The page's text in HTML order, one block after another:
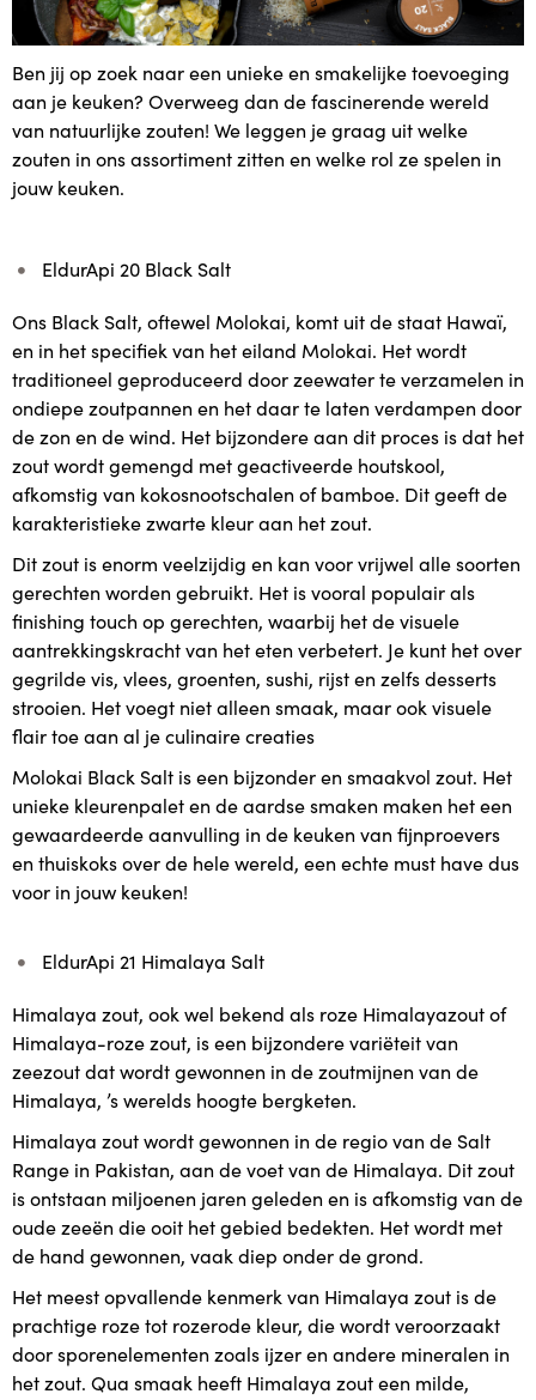
Ben jij op zoek naar een unieke en smakelijke toevoeging
aan je keuken? Overweeg dan de fascinerende wereld
van natuurlijke zouten! We leggen je graag uit welke
zouten in ons assortiment zitten en welke rol ze spelen in
jouw keuken.
EldurApi 20 Black Salt
Ons Black Salt, oftewel Molokai, komt uit de staat Hawaï,
en in het specifiek van het eiland Molokai. Het wordt
traditioneel geproduceerd door zeewater te verzamelen in
ondiepe zoutpannen en het daar te laten verdampen door
de zon en de wind. Het bijzondere aan dit proces is dat het
zout wordt gemengd met geactiveerde houtskool,
afkomstig van kokosnootschalen of bamboe. Dit geeft de
karakteristieke zwarte kleur aan het zout.
Dit zout is enorm veelzijdig en kan voor vrijwel alle soorten
gerechten worden gebruikt. Het is vooral populair als
finishing touch op gerechten, waarbij het de visuele
aantrekkingskracht van het eten verbetert. Je kunt het over
gegrilde vis, vlees, groenten, sushi, rijst en zelfs desserts
strooien. Het voegt niet alleen smaak, maar ook visuele
flair toe aan al je culinaire creaties
Molokai Black Salt is een bijzonder en smaakvol zout. Het
unieke kleurenpalet en de aardse smaken maken het een
gewaardeerde aanvulling in de keuken van fijnproevers
en thuiskoks over de hele wereld, een echte must have dus
voor in jouw keuken!
EldurApi 21 Himalaya Salt
Himalaya zout, ook wel bekend als roze Himalayazout of
Himalaya-roze zout, is een bijzondere variëteit van
zeezout dat wordt gewonnen in de zoutmijnen van de
Himalaya, ’s werelds hoogte bergketen.
Himalaya zout wordt gewonnen in de regio van de Salt
Range in Pakistan, aan de voet van de Himalaya. Dit zout
is ontstaan miljoenen jaren geleden en is afkomstig van de
oude zeeën die ooit het gebied bedekten. Het wordt met
de hand gewonnen, vaak diep onder de grond.
Het meest opvallende kenmerk van Himalaya zout is de
prachtige roze tot rozerode kleur, die wordt veroorzaakt
door sporenelementen zoals ijzer en andere mineralen in
het zout. Qua smaak heeft Himalaya zout een milde,